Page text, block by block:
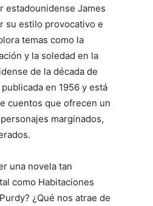
estadounidense James
su estilo provocativo e
temas como la
y la soledad en la
de la década de
en 1956 y está
cuentos que ofrecen un
marginados,
una novela tan
como Habitaciones
¿Qué nos atrae de